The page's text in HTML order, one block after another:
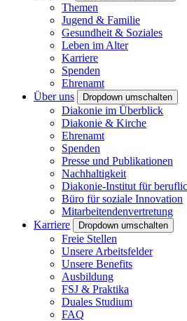
Themen
Jugend & Familie
Gesundheit & Soziales
Leben im Alter
Karriere
Spenden
Ehrenamt
Über uns
Dropdown umschalten
Diakonie im Überblick
Diakonie & Kirche
Ehrenamt
Spenden
Presse und Publikationen
Nachhaltigkeit
Diakonie-Institut für
Büro für soziale Innovation
Mitarbeitendenvertretung
Karriere
Dropdown umschalten
Freie Stellen
Unsere Arbeitsfelder
Unsere Benefits
Ausbildung
FSJ & Praktika
Duales Studium
FAQ